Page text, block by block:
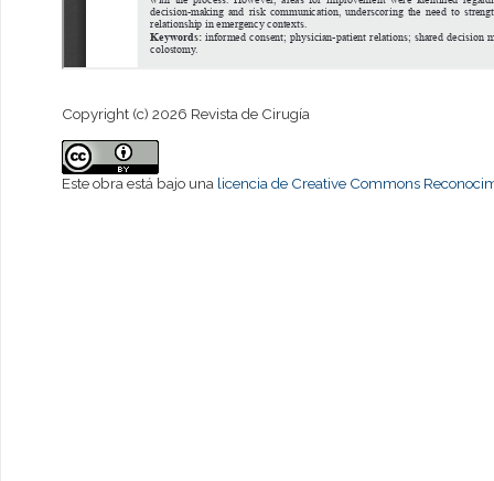
Copyright (c) 2026 Revista de Cirugía
Este obra está bajo una licencia de Creative Commons